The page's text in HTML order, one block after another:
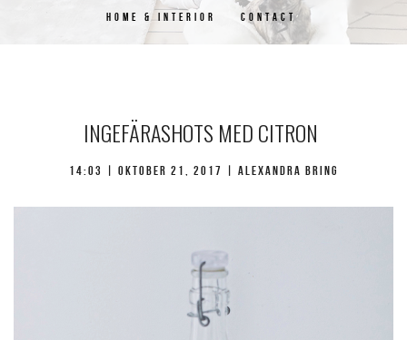
HOME & INTERIOR CONTACT
INGEFÄRASHOTS MED CITRON
14:03 | oktober 21, 2017 | Alexandra Bring